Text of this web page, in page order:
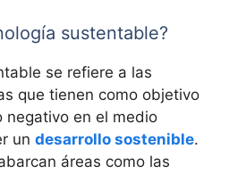
sustentable?
se refiere a las
que tienen como objetivo
negativo en el medio
un desarrollo sostenible.
áreas como las